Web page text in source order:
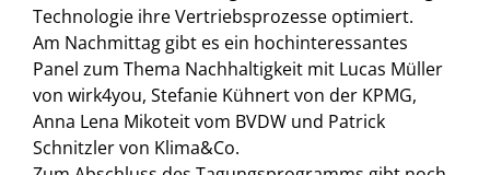
Technologie ihre Vertriebsprozesse optimiert.
Am Nachmittag gibt es ein hochinteressantes
Panel zum Thema Nachhaltigkeit mit Lucas Müller
von wirk4you, Stefanie Kühnert von der KPMG,
Anna Lena Mikoteit vom BVDW und Patrick
Schnitzler von Klima&Co.